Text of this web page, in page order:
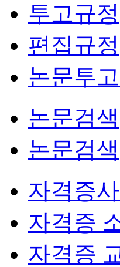
투고규정
편집규정
논문투
논문검색
논문검색
자격증
자격증
자격증